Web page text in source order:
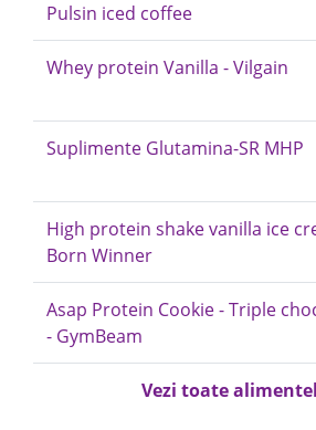
Pulsin iced coffee
Whey protein Vanilla - Vilgain
Suplimente Glutamina-SR MHP
High protein shake vanilla ice
Born Winner
Asap Protein Cookie - Triple
- GymBeam
Vezi toate